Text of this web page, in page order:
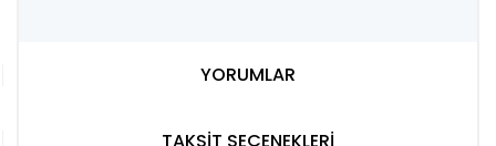
YORUMLAR